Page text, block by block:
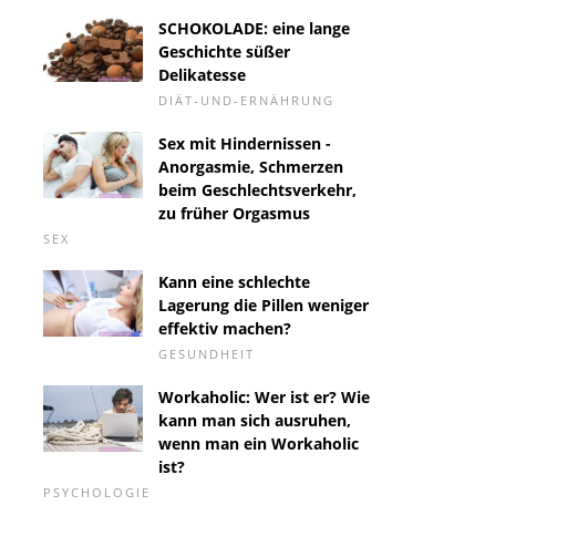
SCHOKOLADE: eine lange
Geschichte süßer
Delikatesse
DIÄT-UND-ERNÄHRUNG
Sex mit Hindernissen -
Anorgasmie, Schmerzen
beim Geschlechtsverkehr,
zu früher Orgasmus
SEX
Kann eine schlechte
Lagerung die Pillen weniger
effektiv machen?
GESUNDHEIT
Workaholic: Wer ist er? Wie
kann man sich ausruhen,
wenn man ein Workaholic
ist?
PSYCHOLOGIE